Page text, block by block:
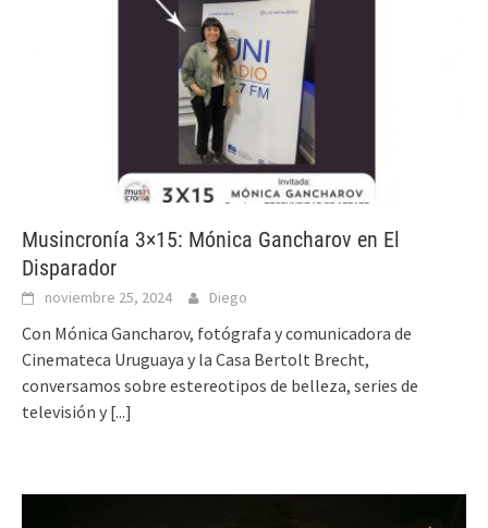
Musincronía 3×15: Mónica Gancharov en El
Disparador
noviembre 25, 2024 Diego
Con Mónica Gancharov, fotógrafa y comunicadora de
Cinemateca Uruguaya y la Casa Bertolt Brecht,
conversamos sobre estereotipos de belleza, series de
televisión y [...]